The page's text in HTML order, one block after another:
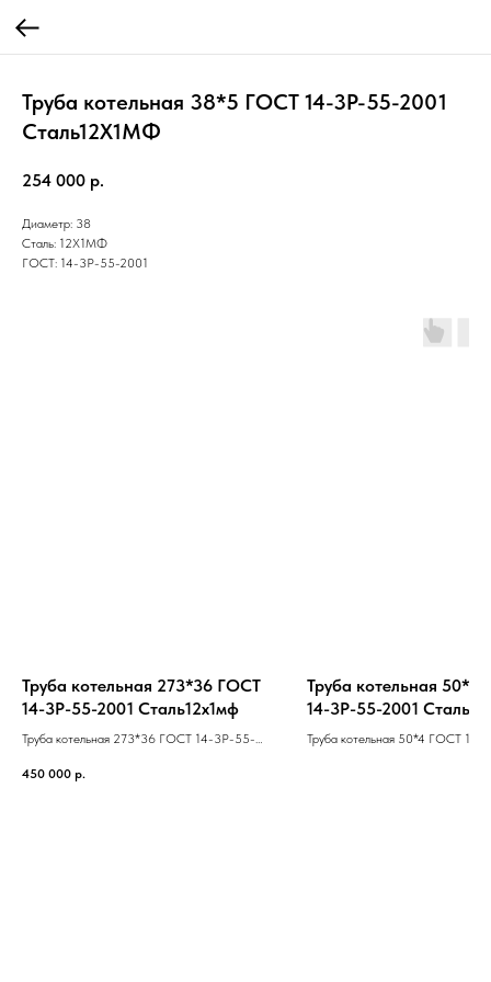
Труба котельная 38*5 ГОСТ 14-3Р-55-2001
Cталь12Х1МФ
254 000 р.
Диаметр: 38
Сталь: 12Х1МФ
ГОСТ: 14-3Р-55-2001
Труба котельная 273*36 ГОСТ
14-3Р-55-2001 Cталь12х1мф
Труба котельная 273*36 ГОСТ 14-3Р-55-
450 000 р.
Труба котельная 50*4
14-3Р-55-2001 Cталь20
Труба котельная 50*4 ГОСТ